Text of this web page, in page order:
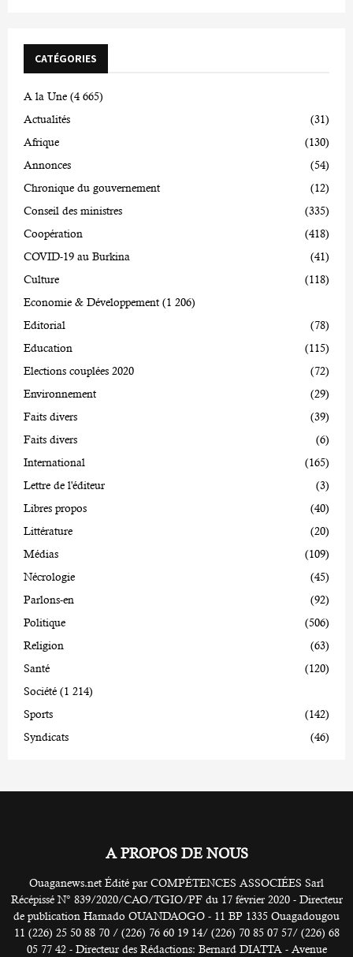
CATÉGORIES
A la Une (4 665)
Actualités
(31)
Afrique
(130)
Annonces
(54)
Chronique du gouvernement
(12)
Conseil des ministres
(335)
Coopération
(418)
COVID-19 au Burkina
(41)
Culture
(118)
Economie & Développement (1 206)
Editorial
(78)
Education
(115)
Elections couplées 2020
(72)
Environnement
(29)
Faits divers
(39)
Faits divers
(6)
International
(165)
Lettre de l'éditeur
(3)
Libres propos
(40)
Littérature
(20)
Médias
(109)
Nécrologie
(45)
Parlons-en
(92)
Politique
(506)
Religion
(63)
Santé
(120)
Société (1 214)
Sports
(142)
Syndicats
(46)
A PROPOS DE NOUS
Ouaganews.net Édité par COMPÉTENCES ASSOCIÉES Sarl
Récépissé N° 839/2020/CAO/TGIO/PF du 17 février 2020 - Directeur
de publication Hamado OUANDAOGO - 11 BP 1335 Ouagadougou
11 (226) 25 50 88 70 / (226) 76 60 19 14/ (226) 70 85 07 57/ (226) 68
05 77 42 - Directeur des Rédactions: Bernard DIATTA - Avenue